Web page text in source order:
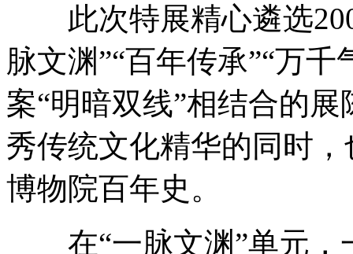
此次特展精心遴选200
脉文渊”“百年传承”“万
案“明暗双线”相结合的
秀传统文化精华的同时
博物院百年史。
在“一脉文渊”单元，